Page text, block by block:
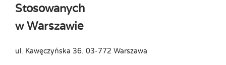
Stosowanych
w Warszawie
ul. Kawęczyńska 36. 03-772 Warszawa